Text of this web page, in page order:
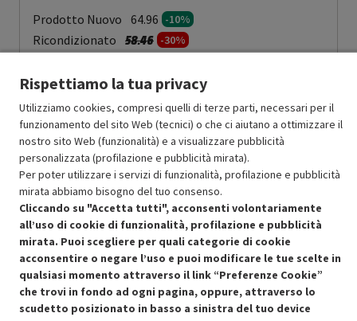
Prodotto Nuovo 64.96 -10%
Ricondizionato Prezzo ridotto da
58.46a-30%
40.92
Aggiungi al carrello
SCONTO RICONDIZIONATI
Approfitta dello sconto del 30% sul prodotto ricondizionato.
Condizioni generali di vendita Recedere dal contratto qui
Rispettiamo la tua privacy
Utilizziamo cookies, compresi quelli di terze parti, necessari per il
funzionamento del sito Web (tecnici) o che ci aiutano a ottimizzare il
nostro sito Web (funzionalità) e a visualizzare pubblicità
personalizzata (profilazione e pubblicità mirata).
Per poter utilizzare i servizi di funzionalità, profilazione e pubblicità
mirata abbiamo bisogno del tuo consenso.
Cliccando su "Accetta tutti", acconsenti volontariamente
all’uso di cookie di funzionalità, profilazione e pubblicità
mirata. Puoi scegliere per quali categorie di cookie
acconsentire o negare l’uso e puoi modificare le tue scelte in
qualsiasi momento attraverso il link “Preferenze Cookie”
che trovi in fondo ad ogni pagina, oppure, attraverso lo
scudetto posizionato in basso a sinistra del tuo device